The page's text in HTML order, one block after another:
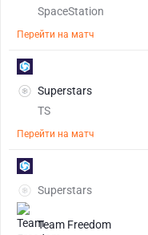
SpaceStation
Перейти на матч
Superstars
TS
Перейти на матч
Superstars
Team Freedom